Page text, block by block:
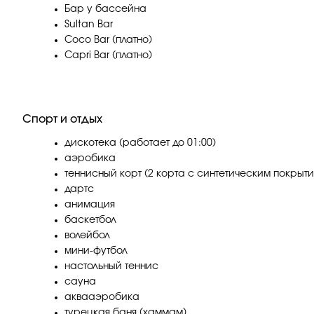
Бар у бассейна
Sultan Bar
Coco Bar (платно)
Capri Bar (платно)
Спорт и отдых
дискотека (работает до 01:00)
аэробика
теннисный корт (2 корта с синтетическим
дартс
анимация
баскетбол
волейбол
мини-футбол
настольный теннис
сауна
аквааэробика